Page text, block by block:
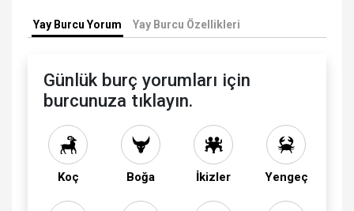
Yay Burcu Yorum Yay Burcu Özellikleri
Günlük burç yorumları için
burcunuza tıklayın.
Koç Boğa İkizler Yengeç